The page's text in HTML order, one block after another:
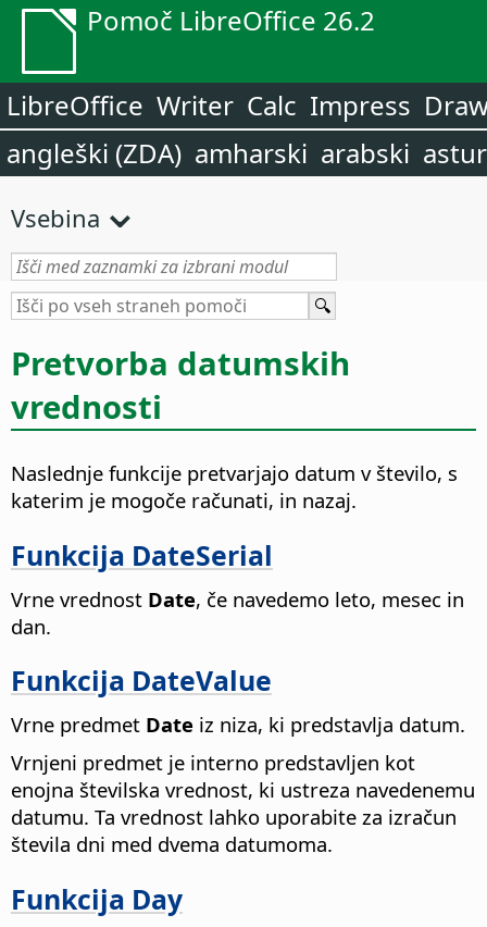
Pomoč LibreOffice 26.2
LibreOffice Writer Calc Impress
angleški (ZDA) amharski arabski
Vsebina
Pretvorba datumskih
vrednosti
Naslednje funkcije pretvarjajo datum v število, s
katerim je mogoče računati, in nazaj.
Funkcija DateSerial
Vrne vrednost Date, če navedemo leto, mesec in
dan.
Funkcija DateValue
Vrne predmet Date iz niza, ki predstavlja datum.
Vrnjeni predmet je interno predstavljen kot
enojna številska vrednost, ki ustreza navedenemu
datumu. Ta vrednost lahko uporabite za izračun
števila dni med dvema datumoma.
Funkcija Day